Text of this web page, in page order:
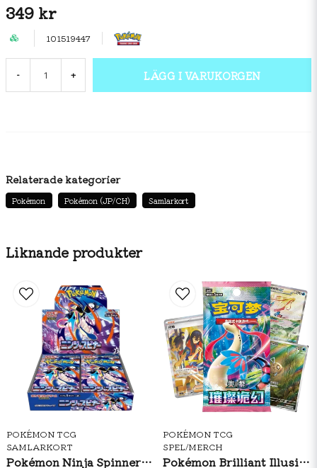
349 kr
101519447
- + LÄGG I VARUKORGEN
Liknande produkter
POKÉMON TCG
SAMLARKORT
Pokémon Ninja Spinner Booster Box (JP)
POKÉMON TCG
SPEL/MERCH
Pokémon Brilliant Illusions CSV8C Booster Pack Slim (S-CH)
Relaterade kategorier
Pokémon Pokémon (JP/CH) Samlarkort